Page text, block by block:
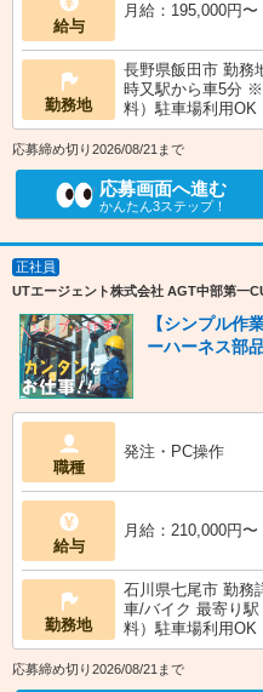
給与
月給：195,000円
勤務地
長野県飯田市 勤務
時又駅から車5分
料）駐車場利用OK
応募締め切り2026/08/21まで
応募画面へ進む
かんたん3ステップ！
正社員
UTエージェント株式会社 AGT中部第一
【シンプル
ーハーネス部
職種
発注・PC操作
給与
月給：210,000円
勤務地
石川県七尾市 勤務
車/バイク 最寄り
料）駐車場利用OK
応募締め切り2026/08/21まで